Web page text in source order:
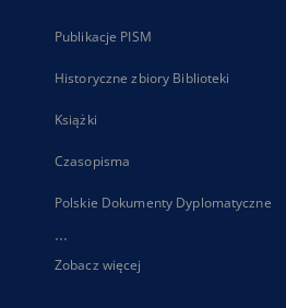
Publikacje PISM
Historyczne zbiory Biblioteki
Książki
Czasopisma
Polskie Dokumenty Dyplomatyczne
...
Zobacz więcej